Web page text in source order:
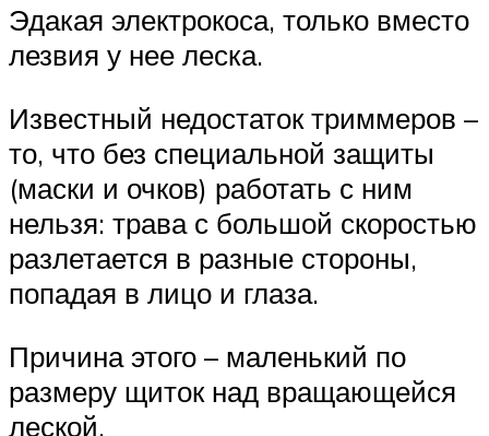
Эдакая электрокоса, только вместо
лезвия у нее леска.
Известный недостаток триммеров –
то, что без специальной защиты
(маски и очков) работать с ним
нельзя: трава с большой скоростью
разлетается в разные стороны,
попадая в лицо и глаза.
Причина этого – маленький по
размеру щиток над вращающейся
леской.